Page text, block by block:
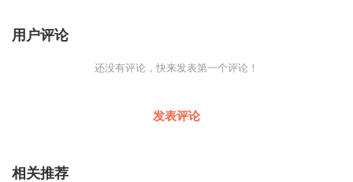
用户评论
还没有评论，快来发表第一个评论！
发表评论
相关推荐